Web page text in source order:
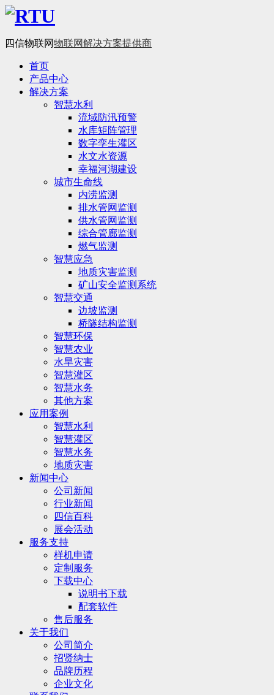
四信物联网物联网解决方案提供商
首页
产品中心
解决方案
智慧水利
流域防汛预警
水库矩阵管理
数字孪生灌区
水文水资源
幸福河湖建设
城市生命线
内涝监测
排水管网监测
供水管网监测
综合管廊监测
燃气监测
智慧应急
地质灾害监测
矿山安全监测系统
智慧交通
边坡监测
桥隧结构监测
智慧环保
智慧农业
水旱灾害
智慧灌区
智慧水务
其他方案
应用案例
智慧水利
智慧灌区
智慧水务
地质灾害
新闻中心
公司新闻
行业新闻
四信百科
展会活动
服务支持
样机申请
定制服务
下载中心
说明书下载
配套软件
售后服务
关于我们
公司简介
招贤纳士
品牌历程
企业文化